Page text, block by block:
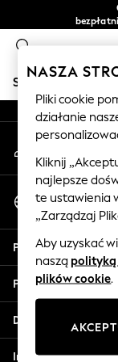
SKLEP
HOLIDAY SHOP
All
All
Bags &
Beach
Dresses
Flip Flops
Sliders
Sandals
Shorts
An error occurred
Moje konto
Zaloguj się na
Wybierz Język
Polski
Pomoc
Prywatność i zasady
Działy
Inne usługi
NASZA
Pliki cookie
działanie
Kliknij
najlepsze
te ustawienia
„Zarządzaj
Aby uzyskać
naszą
plików cookie.